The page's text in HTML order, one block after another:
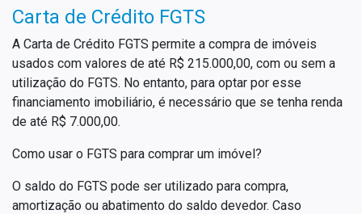
Carta de Crédito FGTS
A Carta de Crédito FGTS permite a compra de imóveis
usados com valores de até R$ 215.000,00, com ou sem a
utilização do FGTS. No entanto, para optar por esse
financiamento imobiliário, é necessário que se tenha renda
de até R$ 7.000,00.
Como usar o FGTS para comprar um imóvel?
O saldo do FGTS pode ser utilizado para compra,
amortização ou abatimento do saldo devedor. Caso